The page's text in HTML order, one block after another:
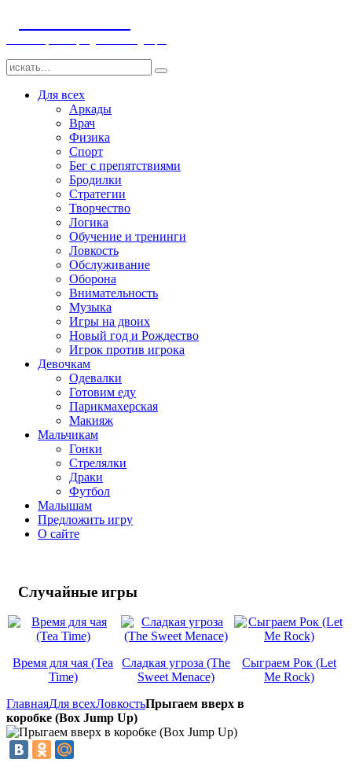
Для всех
Аркады
Врач
Физика
Спорт
Бег с препятствиями
Бродилки
Стратегии
Творчество
Логика
Обучение и тренинги
Ловкость
Обслуживание
Оборона
Внимательность
Музыка
Игры на двоих
Новый год и Рождество
Игрок против игрока
Девочкам
Одевалки
Готовим еду
Парикмахерская
Макияж
Мальчикам
Гонки
Стрелялки
Драки
Футбол
Малышам
Предложить игру
О сайте
Случайные игры
Время для чая (Tea
Time)
Сладкая угроза (The
Sweet Menace)
Сыграем Рок (Let
Me Rock)
ГлавнаяДля всехЛовкостьПрыгаем вверх в
коробке (Box Jump Up)